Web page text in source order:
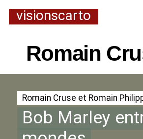
visionscarto
Romain
Romain Cruse et Romain
Bob Marley